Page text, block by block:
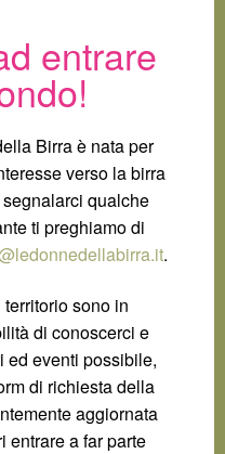
entrare
Birra è nata per
verso la birra
qualche
ti preghiamo di
.
sono in
di conoscerci e
ed eventi possibile,
di richiesta della
aggiornata
entrare a far parte